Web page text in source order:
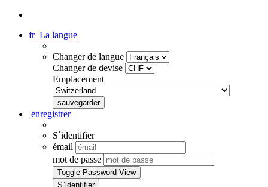
fr La langue
Changer de langue
Changer de devise
Emplacement
enregistrer
S`identifier
émail
mot de passe
Toggle Password View